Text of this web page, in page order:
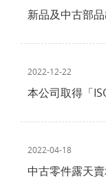
新品及中古部
2022-12-22
本公司取得「
2022-04-18
中古零件露天